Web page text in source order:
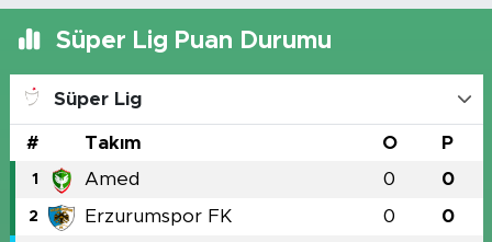
Süper Lig Puan Durumu
Süper Lig
# Takım O P
1 Amed 0 0
2 Erzurumspor FK 0 0